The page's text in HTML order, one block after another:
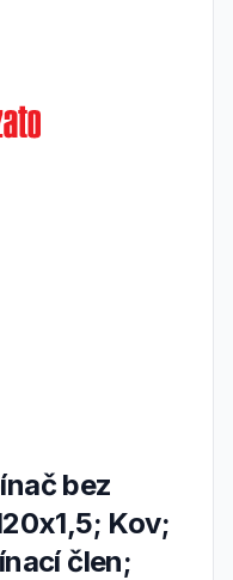
Kov;
člen;